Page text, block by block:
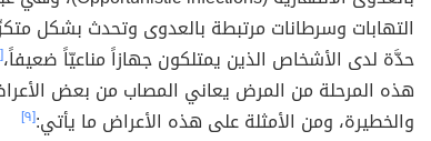
التهابات وسرطانات مرتبطة بالعدوى وتحدث بشكل
حدَّة لدى الأشخاص الذين يمتلكون جهازاً مناعيّاً ضعيفاً،[٨]
هذه المرحلة من المرض يعاني المصاب من بعض
والخطيرة، ومن الأمثلة على هذه الأعراض ما يأتي:[٩]